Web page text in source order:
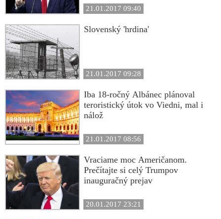
21.01.2017 09:40
Slovenský 'hrdina'
21.01.2017 09:28
Iba 18-ročný Albánec plánoval
teroristický útok vo Viedni, mal i
nálož
21.01.2017 08:56
Vraciame moc Američanom.
Prečítajte si celý Trumpov
inauguračný prejav
20.01.2017 23:21